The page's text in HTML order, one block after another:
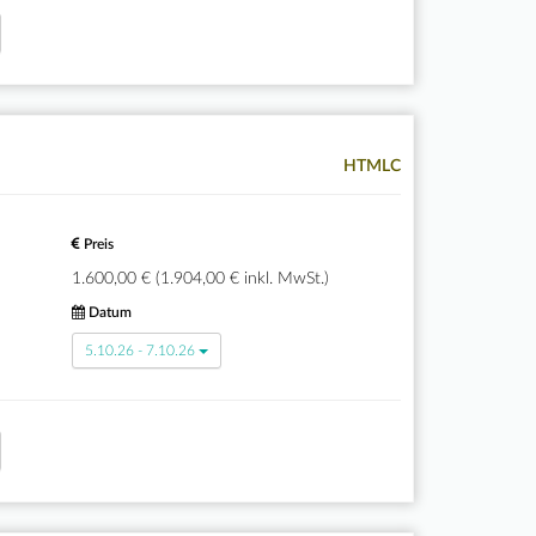
HTMLC
Preis
1.600,00 € (1.904,00 € inkl. MwSt.)
Datum
5.10.26 - 7.10.26